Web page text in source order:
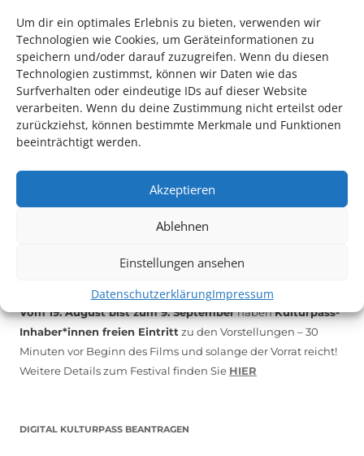
Um dir ein optimales Erlebnis zu bieten, verwenden wir
Technologien wie Cookies, um Geräteinformationen zu
speichern und/oder darauf zuzugreifen. Wenn du diesen
Technologien zustimmst, können wir Daten wie das
Surfverhalten oder eindeutige IDs auf dieser Website
verarbeiten. Wenn du deine Zustimmung nicht erteilst oder
zurückziehst, können bestimmte Merkmale und Funktionen
beeinträchtigt werden.
Akzeptieren
Ablehnen
Einstellungen ansehen
DatenschutzerklärungImpressum
*KULTURTIPP SOMMERPAUSE: FESTIVAL DES DEUTSCHEN FILMS*
Auch dieses Jahr findet wieder das
in Ludwigshafen statt.
Vom 19. August bist zum 9. SeptemberhabenKulturpass-
Inhaber*innen freien Eintritt zu den Vorstellungen – 30
Minuten vor Beginn des Films und solange der Vorrat reicht!
Weitere Details zum Festival finden Sie HIER
DIGITAL KULTURPASS BEANTRAGEN